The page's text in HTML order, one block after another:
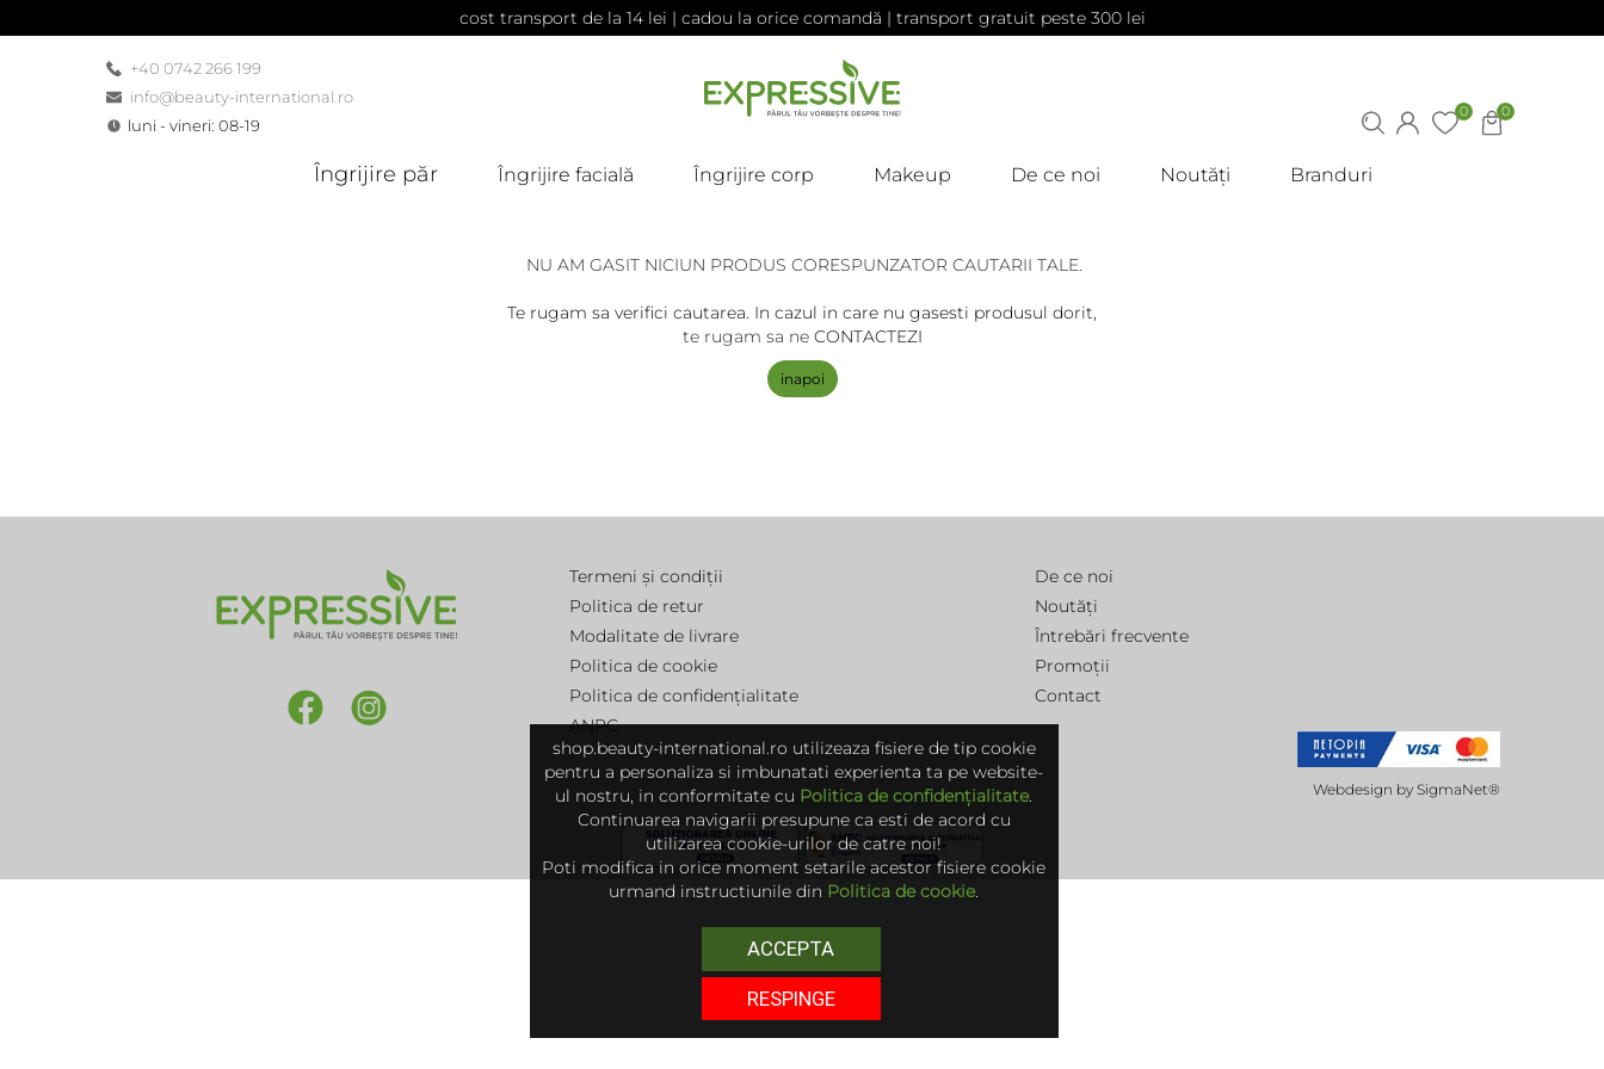
cost transport de la 14 lei | cadou la orice comandă | transport gratuit peste 300 lei
+40 0742 266 199
info@beauty-international.ro
luni - vineri: 08-19
0
0
Îngrijire păr Îngrijire facială Îngrijire corp Makeup De ce noi Noutăți Branduri
NU AM GASIT NICIUN PRODUS CORESPUNZATOR CAUTARII TALE.
Te rugam sa verifici cautarea. In cazul in care nu gasesti produsul dorit,
te rugam sa ne CONTACTEZI
inapoi
Termeni și condiții
Politica de retur
Modalitate de livrare
Politica de cookie
Politica de confidențialitate
ANPC
De ce noi
Noutăți
Întrebări frecvente
Promoții
Contact
Webdesign by SigmaNet®
shop.beauty-international.ro utilizeaza fisiere de tip cookie
pentru a personaliza si imbunatati experienta ta pe website-
ul nostru, in conformitate cu Politica de confidențialitate.
Continuarea navigarii presupune ca esti de acord cu
utilizarea cookie-urilor de catre noi!
Poti modifica in orice moment setarile acestor fisiere cookie
urmand instructiunile din Politica de cookie.
ACCEPTA
RESPINGE